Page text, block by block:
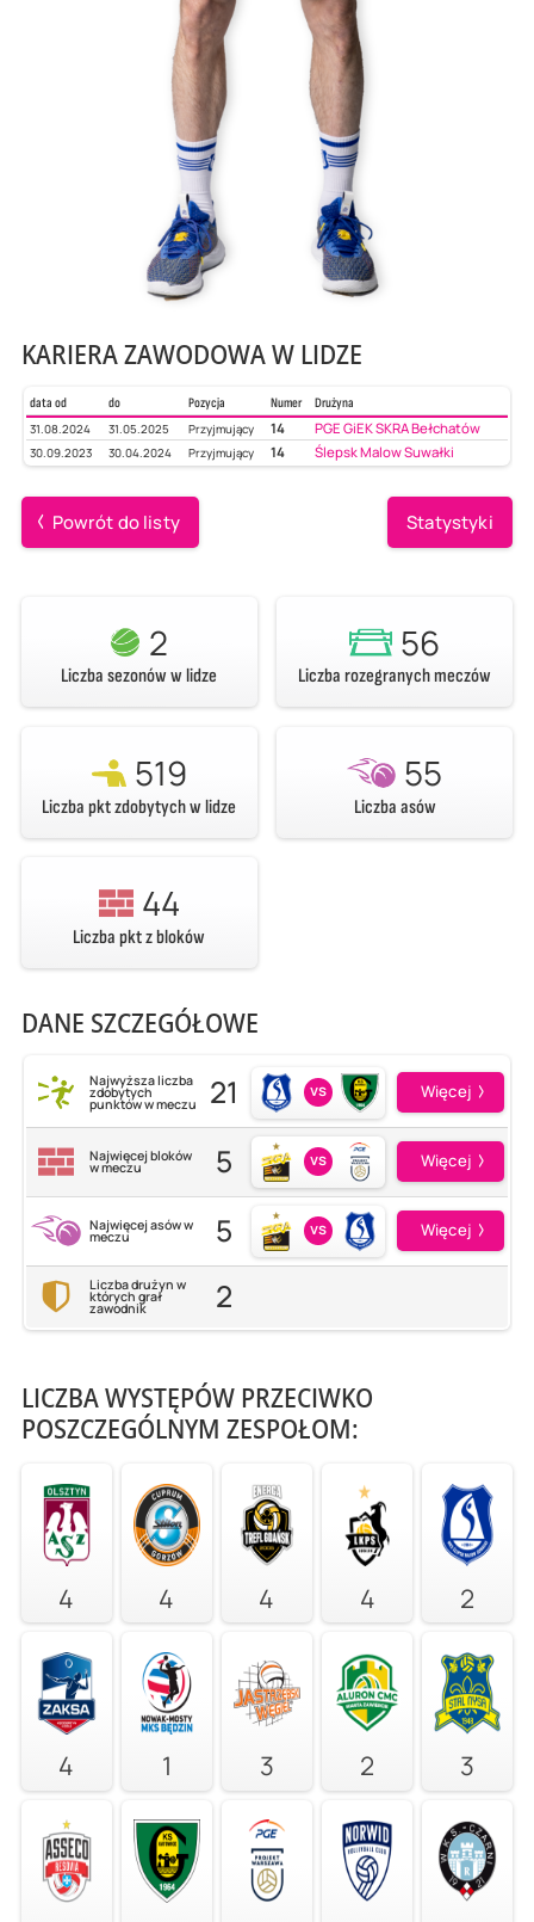
KARIERA ZAWODOWA W LIDZE
data od do Pozycja Numer
Drużyna
31.08.2024
31.05.2025 Przyjmujący 14 PGE GiEK SKRA Bełchatów
30.09.2023 30.04.2024 Przyjmujący 14 Ślepsk Malow Suwałki
Powrót do listy Statystyki
2
Liczba sezonów w lidze
56
Liczba rozegranych meczów
519
Liczba pkt zdobytych w lidze
55
Liczba asów
44
Liczba pkt z bloków
DANE SZCZEGÓŁOWE
Najwyższa liczba
zdobytych
punktów w meczu 21 vs Więcej
Najwięcej bloków
w meczu 5 vs Więcej
Najwięcej asów w
meczu 5 vs Więcej
Liczba drużyn w
których grał
zawodnik 2
LICZBA WYSTĘPÓW PRZECIWKO
POSZCZEGÓLNYM ZESPOŁOM:
4 4 4 4 2
4 1 3 2 3